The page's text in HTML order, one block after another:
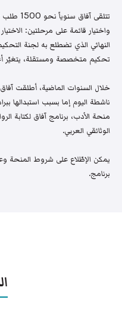
تتلقى
واختيار قائمة على مرحلتين:
النهائي الذي تضطلع به لجنة
تحكيم متخصصة ومستقلة، يتغيّر
خلال السنوات الماضية، أطلقت
ناشطة اليوم إما بسبب استبدالها
منحة الأدب، برنامج آفاق لكتابة
الوثائقي العربي.
يمكن الإطّلاع على شروط المنحة
برنامج.